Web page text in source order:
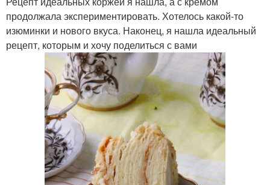
продолжала экспериментировать. Хотелось какой-то
изюминки и нового вкуса. Наконец, я нашла идеальный
рецепт, которым и хочу поделиться с вами